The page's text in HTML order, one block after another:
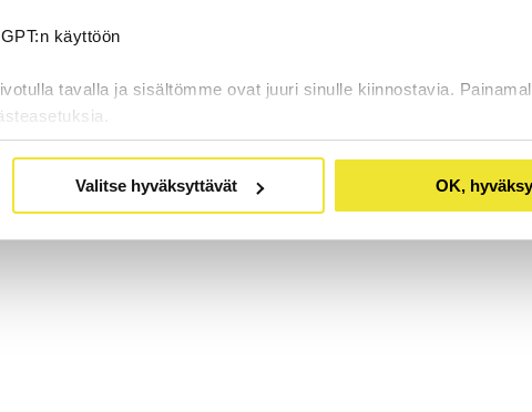
käyttöön
tavalla ja sisältömme ovat juuri sinulle kiinnostavia.
Valitse hyväksyttävät OK,